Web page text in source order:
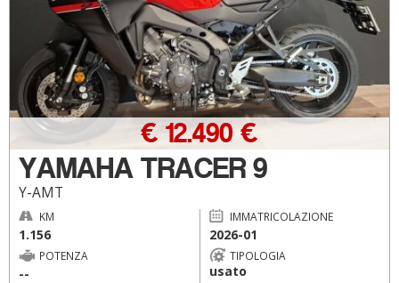
YAMAHA TRACER 9
Y-AMT
€ 12.490 €
KM
1.156
IMMATRICOLAZIONE
2026-01
POTENZA
--
TIPOLOGIA
usato